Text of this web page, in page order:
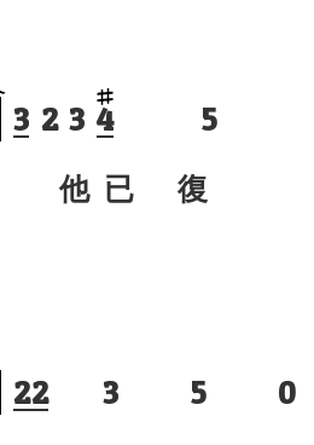
3 2 3 4 5
他 已 復
22 3 5 0